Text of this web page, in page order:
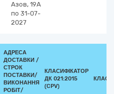
Азов, 19А
по 31-07-
2027
АДРЕСА
ДОСТАВКИ /
СТРОК
ПОСТАВКИ/
ВИКОНАННЯ
РОБІТ/
КЛАСИФІКАТОР
ДК 021:2015
(CPV)